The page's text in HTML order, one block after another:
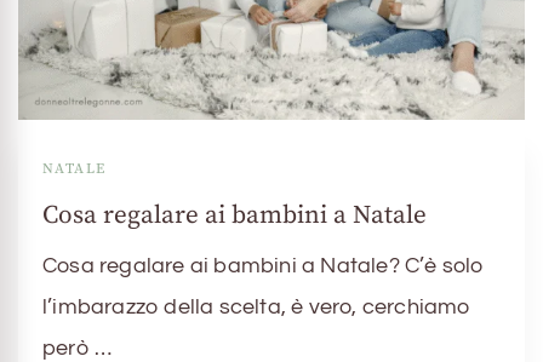
NATALE
Cosa regalare ai bambini a Natale
Cosa regalare ai bambini a Natale? C’è solo
l’imbarazzo della scelta, è vero, cerchiamo
però …